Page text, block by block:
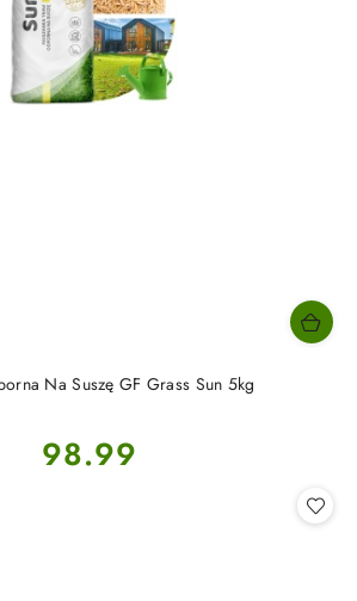
Na Suszę GF Grass Sun 5kg
Cena:
98.99